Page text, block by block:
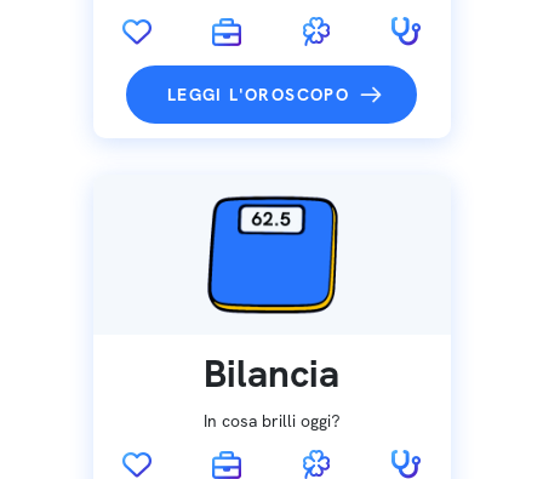
LEGGI L'OROSCOPO
Bilancia
In cosa brilli oggi?